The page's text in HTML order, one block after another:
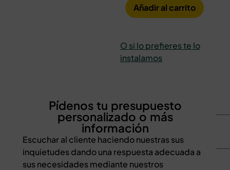
Añadir al carrito
O si lo prefieres te lo
instalamos
Pídenos tu presupuesto
personalizado o más
información
Escuchar al cliente haciendo nuestras sus
inquietudes dando una respuesta adecuada a
sus necesidades mediante nuestros